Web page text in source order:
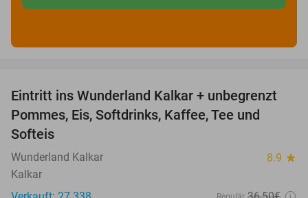
32%
Eintritt ins Wunderland Kalkar + unbegrenzt
Pommes, Eis, Softdrinks, Kaffee, Tee und
Softeis
Wunderland Kalkar 8.9 star
Kalkar